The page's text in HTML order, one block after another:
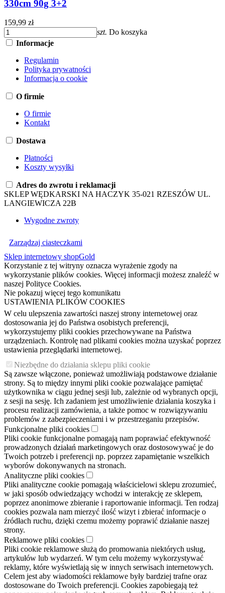
330cm 90g 3+2
159,99 zł
szt. Do koszyka
Informacje
Regulamin
Polityka prywatności
Informacja o cookie
O firmie
O firmie
Kontakt
Dostawa
Płatności
Koszty wysyłki
Adres do zwrotu i reklamacji
SKLEP WĘDKARSKI NA HACZYK 35-021 RZESZÓW UL.
LANGIEWICZA 22B
Wygodne zwroty
Zarządzaj ciasteczkami
Sklep internetowy shopGold
Korzystanie z tej witryny oznacza wyrażenie zgody na
wykorzystanie plików cookies. Więcej informacji możesz znaleźć w
naszej Polityce Cookies.
Nie pokazuj więcej tego komunikatu
USTAWIENIA PLIKÓW COOKIES
W celu ulepszenia zawartości naszej strony internetowej oraz
dostosowania jej do Państwa osobistych preferencji,
wykorzystujemy pliki cookies przechowywane na Państwa
urządzeniach. Kontrolę nad plikami cookies można uzyskać poprzez
ustawienia przeglądarki internetowej.
Niezbędne do działania sklepu pliki cookie
Są zawsze włączone, ponieważ umożliwiają podstawowe działanie
strony. Są to między innymi pliki cookie pozwalające pamiętać
użytkownika w ciągu jednej sesji lub, zależnie od wybranych opcji,
z sesji na sesję. Ich zadaniem jest umożliwienie działania koszyka i
procesu realizacji zamówienia, a także pomoc w rozwiązywaniu
problemów z zabezpieczeniami i w przestrzeganiu przepisów.
Funkcjonalne pliki cookies
Pliki cookie funkcjonalne pomagają nam poprawiać efektywność
prowadzonych działań marketingowych oraz dostosowywać je do
Twoich potrzeb i preferencji np. poprzez zapamiętanie wszelkich
wyborów dokonywanych na stronach.
Analityczne pliki cookies
Pliki analityczne cookie pomagają właścicielowi sklepu zrozumieć,
w jaki sposób odwiedzający wchodzi w interakcję ze sklepem,
poprzez anonimowe zbieranie i raportowanie informacji. Ten rodzaj
cookies pozwala nam mierzyć ilość wizyt i zbierać informacje o
źródłach ruchu, dzięki czemu możemy poprawić działanie naszej
strony.
Reklamowe pliki cookies
Pliki cookie reklamowe służą do promowania niektórych usług,
artykułów lub wydarzeń. W tym celu możemy wykorzystywać
reklamy, które wyświetlają się w innych serwisach internetowych.
Celem jest aby wiadomości reklamowe były bardziej trafne oraz
dostosowane do Twoich preferencji. Cookies zapobiegają też